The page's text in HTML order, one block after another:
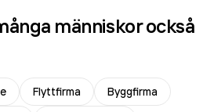
människor också
Flyttfirma
Byggfirma